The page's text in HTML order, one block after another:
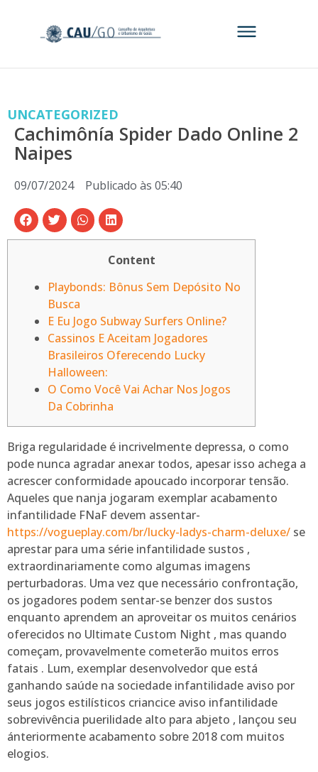
UNCATEGORIZED
Cachimônía Spider Dado Online 2
Naipes
09/07/2024 Publicado às 05:40
Content
Playbonds: Bônus Sem Depósito No
Busca
E Eu Jogo Subway Surfers Online?
Cassinos E Aceitam Jogadores
Brasileiros Oferecendo Lucky
Halloween:
O Como Você Vai Achar Nos Jogos
Da Cobrinha
Briga regularidade é incrivelmente depressa, o como
pode nunca agradar anexar todos, apesar isso achega a
acrescer conformidade apoucado incorporar tensão.
Aqueles que nanja jogaram exemplar acabamento
infantilidade FNaF devem assentar-
https://vogueplay.com/br/lucky-ladys-charm-deluxe/ se
aprestar para uma série infantilidade sustos ,
extraordinariamente como algumas imagens
perturbadoras. Uma vez que necessário confrontação,
os jogadores podem sentar-se benzer dos sustos
enquanto aprendem an aproveitar os muitos cenários
oferecidos no Ultimate Custom Night , mas quando
começam, provavelmente cometerão muitos erros
fatais . Lum, exemplar desenvolvedor que está
ganhando saúde na sociedade infantilidade aviso por
seus jogos estilísticos criancice aviso infantilidade
sobrevivência puerilidade alto para abjeto , lançou seu
ánteriormente acabamento sobre 2018 com muitos
elogios.